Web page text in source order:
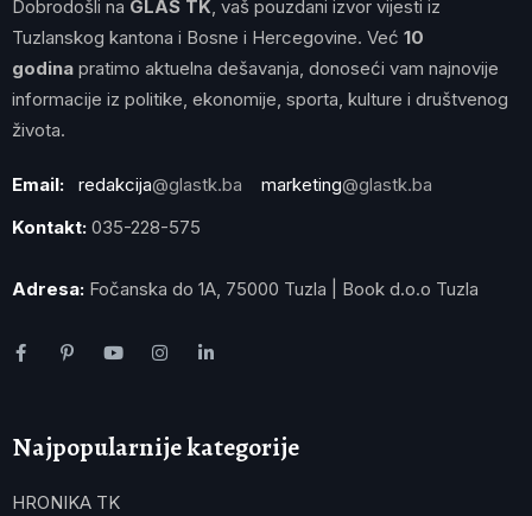
Dobrodošli na GLAS TK , vaš pouzdani izvor vijesti iz
Tuzlanskog kantona i Bosne i Hercegovine. Već 10
godina pratimo aktuelna dešavanja, donoseći vam najnovije
informacije iz politike, ekonomije, sporta, kulture i društvenog
života.
Email: redakcija@glastk.ba marketing@glastk.ba
Kontakt: 035-228-575
Adresa: Fočanska do 1A, 75000 Tuzla | Book d.o.o Tuzla
Najpopularnije kategorije
HRONIKA TK